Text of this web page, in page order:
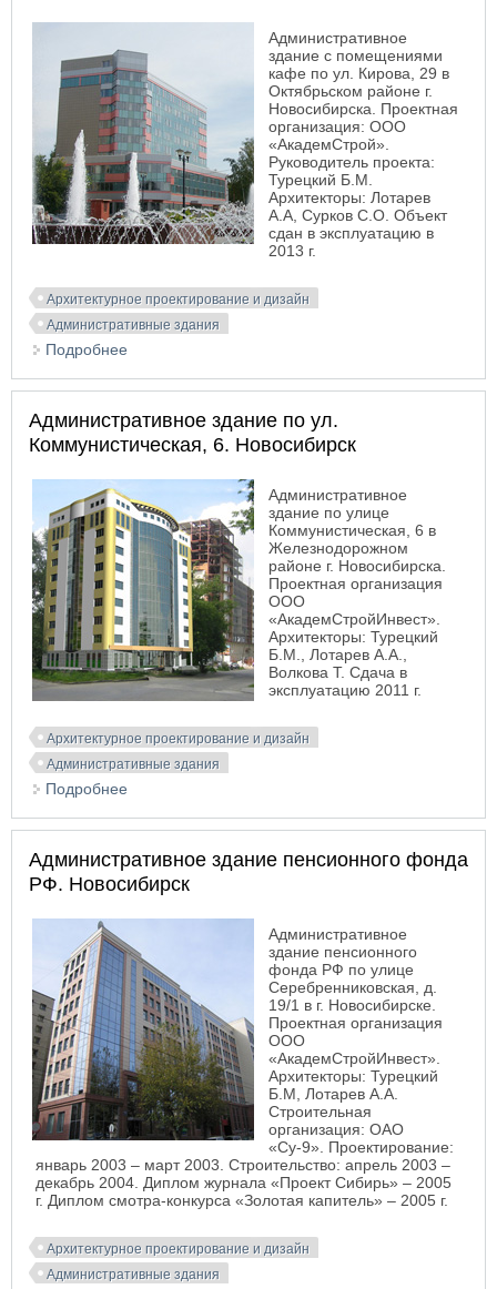
Административное
здание с помещениями
кафе по ул. Кирова, 29 в
Октябрьском районе г.
Новосибирска. Проектная
организация: ООО
«АкадемСтрой».
Руководитель проекта:
Турецкий Б.М.
Архитекторы: Лотарев
А.А, Сурков С.О. Объект
сдан в эксплуатацию в
2013 г.
Архитектурное проектирование и дизайн
Административные здания
Подробнее
Административное здание по ул.
Коммунистическая, 6. Новосибирск
Административное
здание по улице
Коммунистическая, 6 в
Железнодорожном
районе г. Новосибирска.
Проектная организация
ООО
«АкадемСтройИнвест».
Архитекторы: Турецкий
Б.М., Лотарев А.А.,
Волкова Т. Сдача в
эксплуатацию 2011 г.
Архитектурное проектирование и дизайн
Административные здания
Подробнее
Административное здание пенсионного фонда
РФ. Новосибирск
Административное
здание пенсионного
фонда РФ по улице
Серебренниковская, д.
19/1 в г. Новосибирске.
Проектная организация
ООО
«АкадемСтройИнвест».
Архитекторы: Турецкий
Б.М, Лотарев А.А.
Строительная
организация: ОАО
«Су-9». Проектирование:
январь 2003 – март 2003. Строительство: апрель 2003 –
декабрь 2004. Диплом журнала «Проект Сибирь» – 2005
г. Диплом смотра-конкурса «Золотая капитель» – 2005 г.
Архитектурное проектирование и дизайн
Административные здания